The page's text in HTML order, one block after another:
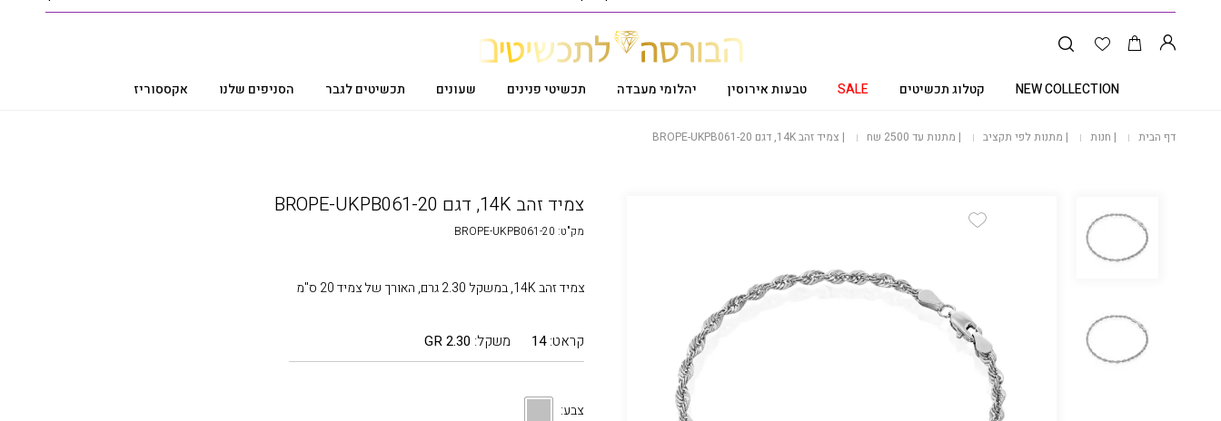
NEW COLLECTION קטלוג תכשיטים SALE טבעות אירוסין יהלומי מעבדה תכשיטי פנינים שעונים תכשיטים לגבר הסניפים שלנו אקססוריז
דף הבית | חנות | מתנות לפי תקציב | מתנות עד 2500 שח | צמיד זהב 14K, דגם BROPE-UKPB061-20
צמיד זהב 14K, דגם BROPE-UKPB061-20
מק"ט: BROPE-UKPB061-20
צבע:
צמיד זהב 14K, במשקל 2.30 גרם, האורך של צמיד 20 ס"מ
קראט:14 משקל: 2.30 GR